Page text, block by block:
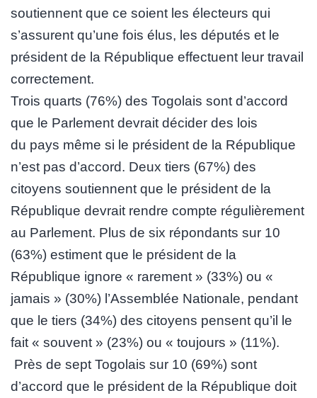
soutiennent que ce soient les électeurs qui
s’assurent qu’une fois élus, les députés et le
président de la République effectuent leur travail
correctement.
Trois quarts (76%) des Togolais sont d’accord
que le Parlement devrait décider des lois
du pays même si le président de la République
n’est pas d’accord. Deux tiers (67%) des
citoyens soutiennent que le président de la
République devrait rendre compte régulièrement
au Parlement. Plus de six répondants sur 10
(63%) estiment que le président de la
République ignore « rarement » (33%) ou «
jamais » (30%) l’Assemblée Nationale, pendant
que le tiers (34%) des citoyens pensent qu’il le
fait « souvent » (23%) ou « toujours » (11%).
Près de sept Togolais sur 10 (69%) sont
d’accord que le président de la République doit